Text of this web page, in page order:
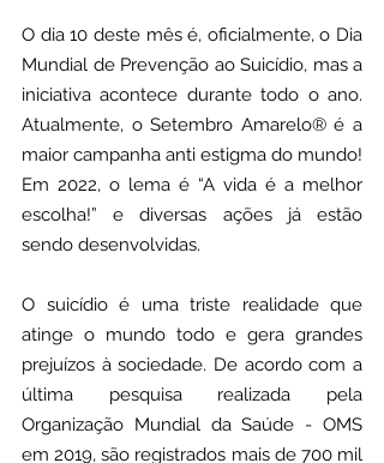
​O dia 10 deste mês é, oficialmente, o Dia
Mundial de Prevenção ao Suicídio, mas a
iniciativa acontece durante todo o ano.
Atualmente, o Setembro Amarelo® é a
maior campanha anti estigma do mundo!
Em 2022, o lema é “A vida é a melhor
escolha!” e diversas ações já estão
sendo desenvolvidas.
O suicídio é uma triste realidade que
atinge o mundo todo e gera grandes
prejuízos à sociedade. De acordo com a
última pesquisa realizada pela
Organização Mundial da Saúde - OMS
em 2019, são registrados mais de 700 mil